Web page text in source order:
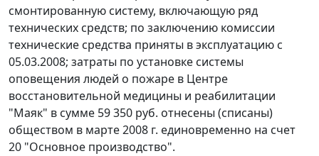
смонтированную систему, включающую ряд
технических средств; по заключению комиссии
технические средства приняты в эксплуатацию с
05.03.2008; затраты по установке системы
оповещения людей о пожаре в Центре
восстановительной медицины и реабилитации
"Маяк" в сумме 59 350 руб. отнесены (списаны)
обществом в марте 2008 г. единовременно на счет
20 "Основное производство".